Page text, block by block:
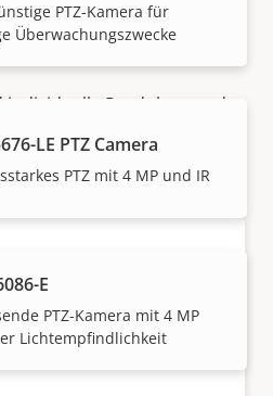
PTZ-Kamera für
Überwachungszwecke
LE PTZ Camera
PTZ mit 4 MP und IR
E
PTZ-Kamera mit 4 MP
Lichtempfindlichkeit
Produkte werden
Partnern verkauft